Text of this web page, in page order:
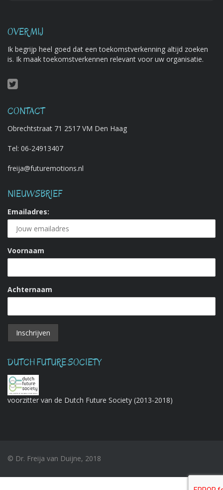
OVER MIJ
Ik begrijp heel goed dat een toekomstverkenning altijd zoeken
is. Ik maak toekomstverkennen relevant voor uw organisatie.
CONTACT
Obrechtstraat 71 2517 VM Den Haag
Tel: 06-24913407
freija@futuremotions.nl
NIEUWSBRIEF
Emailadres:
Voornaam
Achternaam
DUTCH FUTURE SOCIETY
voorzitter van de Dutch Future Society (2013-2018)
© Dr. Freija van Duijne, 2018